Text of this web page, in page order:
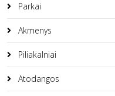
Parkai
Akmenys
Piliakalniai
Atodangos